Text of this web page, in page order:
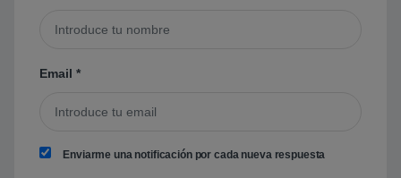
Email *
Enviarme una notificación por cada nueva respuesta